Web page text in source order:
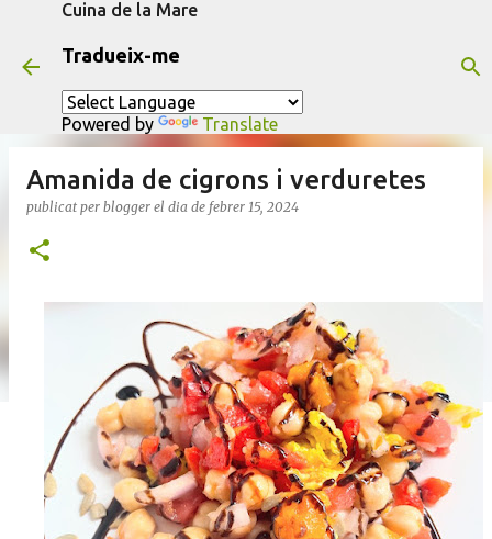
Cuina de la Mare
Tradueix-me
Powered by Translate
Amanida de cigrons i verduretes
publicat per blogger el dia de febrer 15, 2024